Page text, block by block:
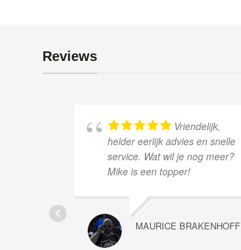
Reviews
Vriendelijk,
helder eerlijk advies en snelle
service. Wat wil je nog meer?
Mike is een topper!
MAURICE BRAKENHOFF